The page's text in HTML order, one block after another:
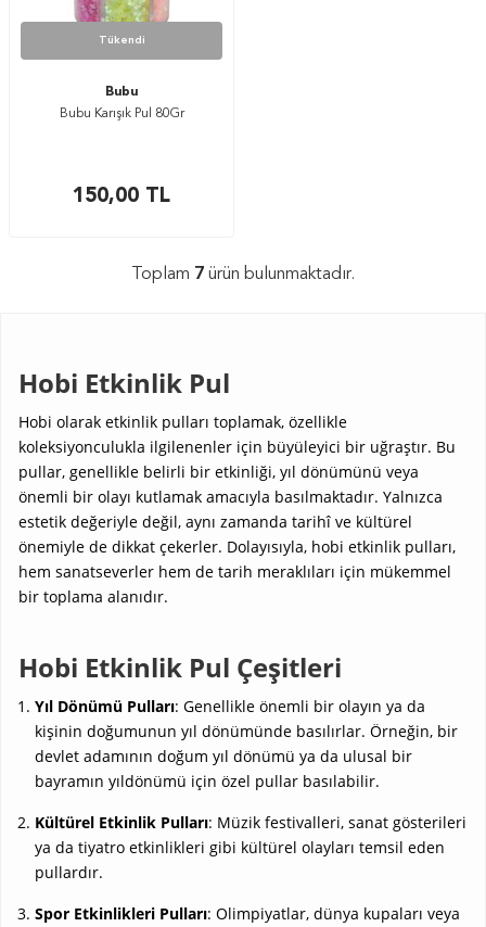
Tükendi
Bubu
Bubu Karışık Pul 80Gr
150,00 TL
Toplam 7 ürün bulunmaktadır.
Hobi Etkinlik Pul
Hobi olarak etkinlik pulları toplamak, özellikle
koleksiyonculukla ilgilenenler için büyüleyici bir uğraştır. Bu
pullar, genellikle belirli bir etkinliği, yıl dönümünü veya
önemli bir olayı kutlamak amacıyla basılmaktadır. Yalnızca
estetik değeriyle değil, aynı zamanda tarihî ve kültürel
önemiyle de dikkat çekerler. Dolayısıyla, hobi etkinlik pulları,
hem sanatseverler hem de tarih meraklıları için mükemmel
bir toplama alanıdır.
Hobi Etkinlik Pul Çeşitleri
Yıl Dönümü Pulları: Genellikle önemli bir olayın ya da
kişinin doğumunun yıl dönümünde basılırlar. Örneğin, bir
devlet adamının doğum yıl dönümü ya da ulusal bir
bayramın yıldönümü için özel pullar basılabilir.
Kültürel Etkinlik Pulları: Müzik festivalleri, sanat gösterileri
ya da tiyatro etkinlikleri gibi kültürel olayları temsil eden
pullardır.
Spor Etkinlikleri Pulları: Olimpiyatlar, dünya kupaları veya